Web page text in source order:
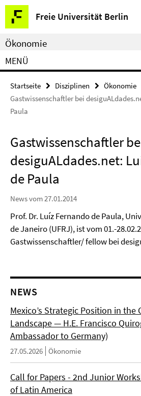
Springe
direkt
zu
Inhalt
Freie Universität Berlin
Service-
Navigation
Ökonomie
MENÜ
Startseite Disziplinen Ökonomie
Gastwissenschaftler bei
Paula
Gastwissenschaftler
desiguALdades.net:
de Paula
News vom 27.01.2014
Prof. Dr. Luíz Fernando de Paula,
de Janeiro (UFRJ), ist vom 01.-
Gastwissenschaftler/ fellow bei
NEWS
Mexico’s Strategic Position in the
Landscape — H.E. Francisco
Ambassador to Germany)
27.05.2026 Ökonomie
Call for Papers - 2nd Junior
of Latin America